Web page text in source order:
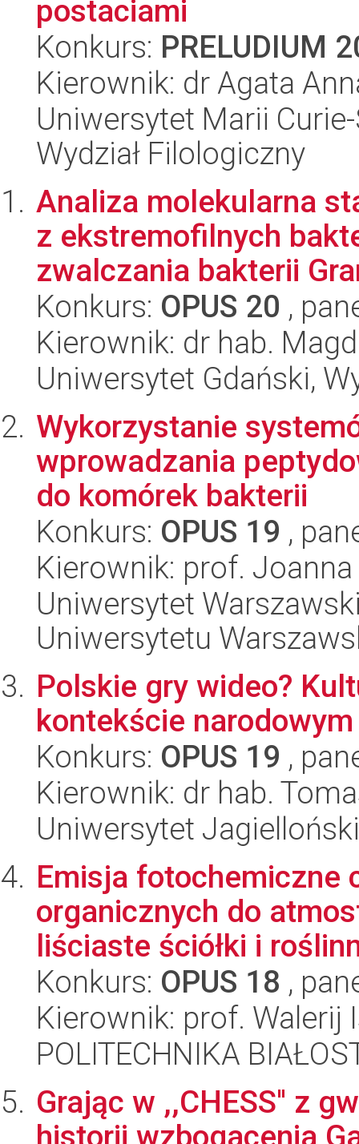
postaciami
Konkurs: PRELUDIUM
Kierownik: dr Agata
Uniwersytet Marii
Wydział Filologiczny
Analiza molekularna
z ekstremofilnych
zwalczania bakterii
Konkurs: OPUS 20 ,
Kierownik: dr hab.
Uniwersytet Gdański,
Wykorzystanie
wprowadzania
do komórek bakterii
Konkurs: OPUS 19 ,
Kierownik: prof.
Uniwersytet
Uniwersytetu
Polskie gry wideo?
kontekście narodowym
Konkurs: OPUS 19 ,
Kierownik: dr hab.
Uniwersytet
Emisja fotochemiczne
organicznych do
liściaste ściółki i
Konkurs: OPUS 18 ,
Kierownik: prof. Walerij
POLITECHNIKA
Grając w ,,CHESS'' z
historii wzbogacenia